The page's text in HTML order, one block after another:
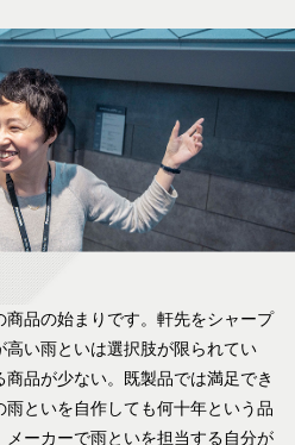
品の始まりです。軒先をシャープ
い雨といは選択肢が限られてい
品が少ない。既製品では満足でき
といを自作しても何十年という品
ーカーで雨といを担当する自分が